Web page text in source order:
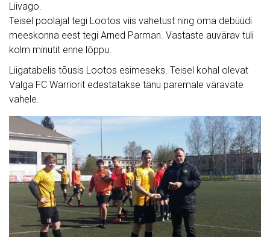
Liivago.
Teisel poolajal tegi Lootos viis vahetust ning oma debüüdi
meeskonna eest tegi Arned Parman. Vastaste auvärav tuli
kolm minutit enne lõppu.
Liigatabelis tõusis Lootos esimeseks. Teisel kohal olevat
Valga FC Warriorit edestatakse tänu paremale väravate
vahele.